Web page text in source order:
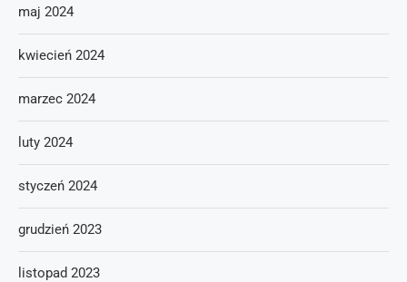
maj 2024
kwiecień 2024
marzec 2024
luty 2024
styczeń 2024
grudzień 2023
listopad 2023